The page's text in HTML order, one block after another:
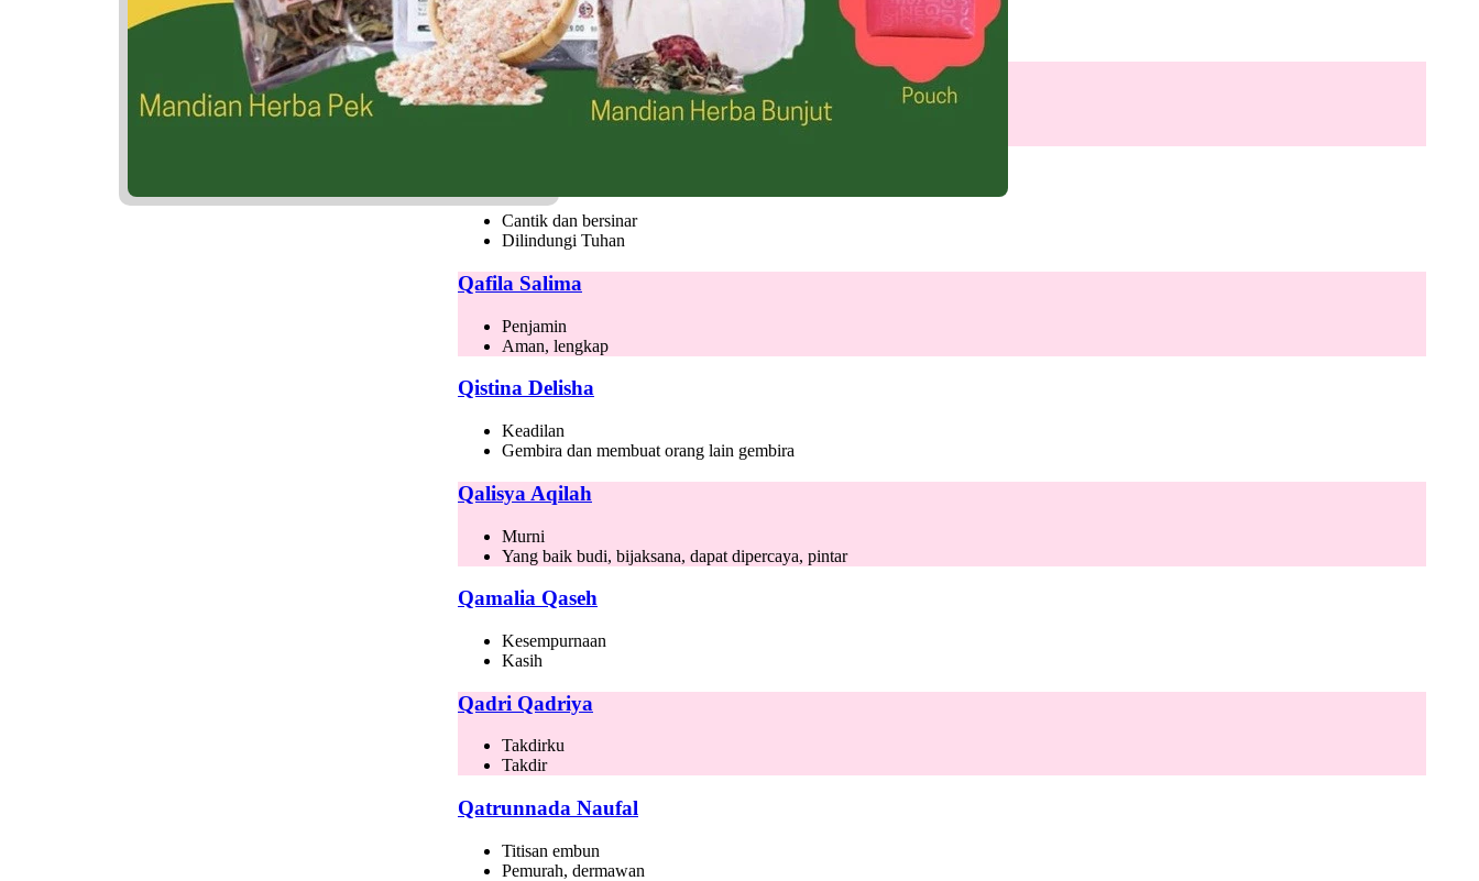
Nama isteri Rasulullah SAW
Benar
Qurratu Makayla
Penyejuk hati, kebahagiaan
Cantik dan bersinar
Dilindungi Tuhan
Qafila Salima
Penjamin
Aman, lengkap
Qistina Delisha
Keadilan
Gembira dan membuat orang lain gembira
Qalisya Aqilah
Murni
Yang baik budi, bijaksana, dapat dipercaya, pintar
Qamalia Qaseh
Kesempurnaan
Kasih
Qadri Qadriya
Takdirku
Takdir
Qatrunnada Naufal
Titisan embun
Pemurah, dermawan